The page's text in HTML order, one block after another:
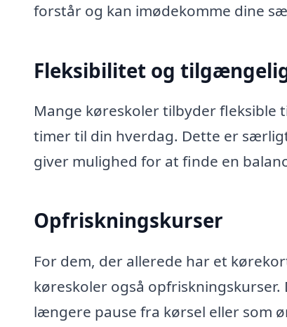
forstår og kan imødekomme dine
Fleksibilitet og
Mange køreskoler tilbyder fleksible
timer til din hverdag. Dette er
giver mulighed for at finde en
Opfriskningskurser
For dem, der allerede har et
køreskoler også
længere pause fra kørsel eller som